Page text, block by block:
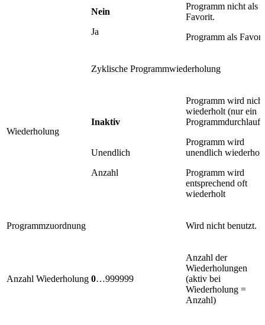
Nein
Ja
Programm nicht als
Favorit.
Programm als
Wiederholung
Zyklische Programmwiederholung
Inaktiv
Unendlich
Anzahl
Programm wird nicht
wiederholt (nur ein
Programmdurchlauf).
Programm wird
unendlich
Programm wird
entsprechend oft
wiederholt
Programmzuordnung Wird nicht benutzt.
Anzahl Wiederholung 0…999999
Anzahl der
Wiederholungen
(aktiv bei
Wiederholung =
Anzahl)